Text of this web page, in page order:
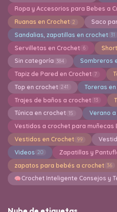
Ropa y Accesorios para Bebes a
Ruanas en Crochet 2 Saco
Sandalias, zapatillas en crochet 31
Servilletas en Crochet 6
Sin categoría 384 Sombreros
Tapiz de Pared en Crochet 7
Top en crochet 241 Toreras
Trajes de baños a crochet 13
Túnica en crochet 15 Verano
Vestidos a crochet para muñecas
Vestidos en Crochet 99
Videos 20 Zapatillas y
zapatos para bebés a crochet 36
Crochet Inteligente Consejos y